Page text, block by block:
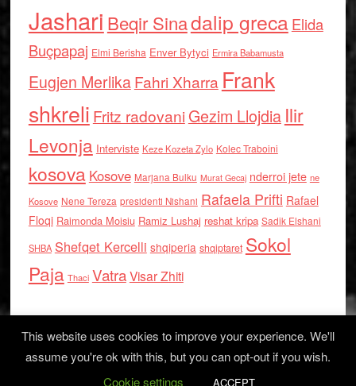
Jashari Beqir Sinadalip grecaElida
Buçpapaj Elmi Berisha Enver Bytyci Ermira Babamusta
Eugjen MerlikaFahri Xharra Frank
shkreli Fritz radovaniGezim Llojdia Ilir
Levonja Interviste Keze Kozeta Zylo Kolec Traboini
kosova Kosove Marjana Bulku Murat Gecaj nderroi jete ne
Kosove Nene Tereza presidenti Nishani Rafaela Prifti Rafael
Floqi Raimonda Moisiu Ramiz Lushaj reshat kripa Sadik Elshani
SHBA Shefqet Kercelli shqiperia shqiptaret Sokol
Paja Thaci VatraVisar Zhiti
Log in
This website uses cookies to improve your experience. We'll
assume you're ok with this, but you can opt-out if you wish.
Cookie settings
ACCEPT